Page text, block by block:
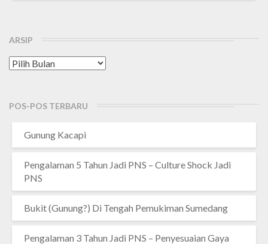
ARSIP
Arsip
POS-POS TERBARU
Gunung Kacapi
Pengalaman 5 Tahun Jadi PNS – Culture Shock Jadi
PNS
Bukit (Gunung?) Di Tengah Pemukiman Sumedang
Pengalaman 3 Tahun Jadi PNS – Penyesuaian Gaya